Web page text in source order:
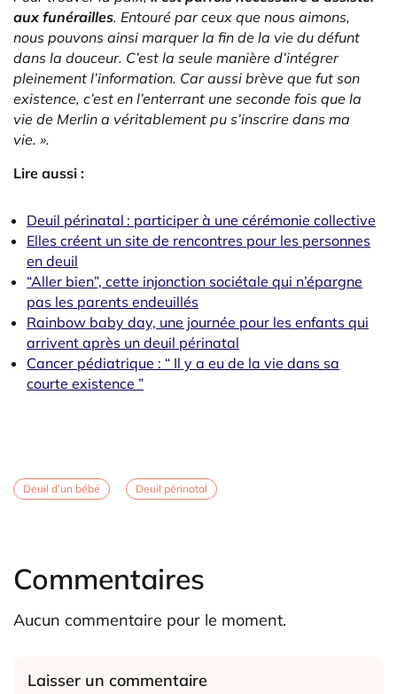
aux funérailles. Entouré par ceux que nous aimons,
nous pouvons ainsi marquer la fin de la vie du défunt
dans la douceur. C’est la seule manière d’intégrer
pleinement l’information. Car aussi brève que fut son
existence, c’est en l’enterrant une seconde fois que la
vie de Merlin a véritablement pu s’inscrire dans ma
vie. ».
Lire aussi :
Deuil périnatal : participer à une cérémonie collective
Elles créent un site de rencontres pour les personnes
en deuil
“Aller bien”, cette injonction sociétale qui n’épargne
pas les parents endeuillés
Rainbow baby day, une journée pour les enfants qui
arrivent après un deuil périnatal
Cancer pédiatrique : “ Il y a eu de la vie dans sa
courte existence ”
Deuil d’un bébé Deuil périnatal
Commentaires
Aucun commentaire pour le moment.
Laisser un commentaire